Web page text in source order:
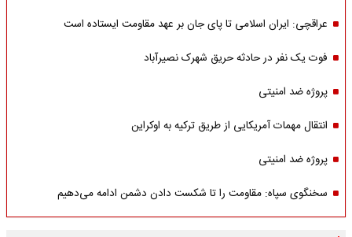
عراقچی: ایران اسلامی تا پای جان بر عهد مقاومت ایستاده است
فوت یک نفر در حادثه حریق شهرک نصیرآباد
پروژه ضد امنیتی
انتقال مهمات آمریکایی از طریق ترکیه به اوکراین
پروژه ضد امنیتی
سخنگوی سپاه: مقاومت را تا شکست دادن دشمن ادامه می‌دهیم